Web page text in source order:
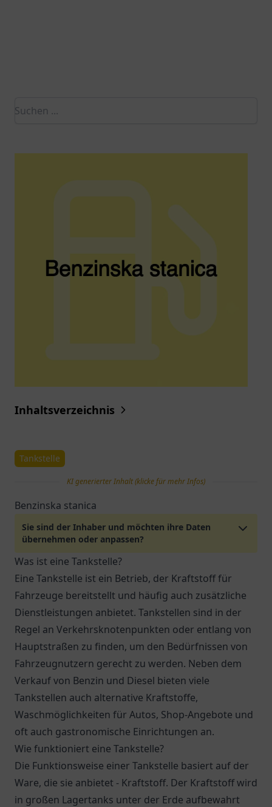
Inhaltsverzeichnis
Tankstelle
KI generierter Inhalt (klicke für mehr Infos)
Benzinska stanica
Sie sind der Inhaber und möchten ihre Daten
übernehmen oder anpassen?
Was ist eine Tankstelle?
Eine Tankstelle ist ein Betrieb, der Kraftstoff für
Fahrzeuge bereitstellt und häufig auch zusätzliche
Dienstleistungen anbietet. Tankstellen sind in der
Regel an Verkehrsknotenpunkten oder entlang von
Hauptstraßen zu finden, um den Bedürfnissen von
Fahrzeugnutzern gerecht zu werden. Neben dem
Verkauf von Benzin und Diesel bieten viele
Tankstellen auch alternative Kraftstoffe,
Waschmöglichkeiten für Autos, Shop-Angebote und
oft auch gastronomische Einrichtungen an.
Wie funktioniert eine Tankstelle?
Die Funktionsweise einer Tankstelle basiert auf der
Ware, die sie anbietet - Kraftstoff. Der Kraftstoff wird
in großen Lagertanks unter der Erde aufbewahrt